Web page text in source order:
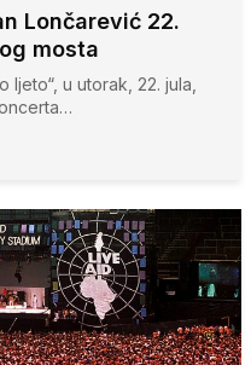
Lončarević 22.
mosta
ljeto“, u utorak, 22. jula,